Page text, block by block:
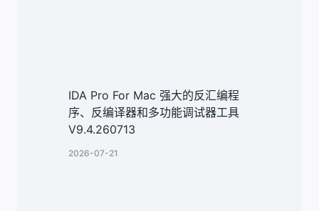
IDA Pro For Mac 强大的反汇编程
序、反编译器和多功能调试器工具
V9.4.260713
2026-07-21